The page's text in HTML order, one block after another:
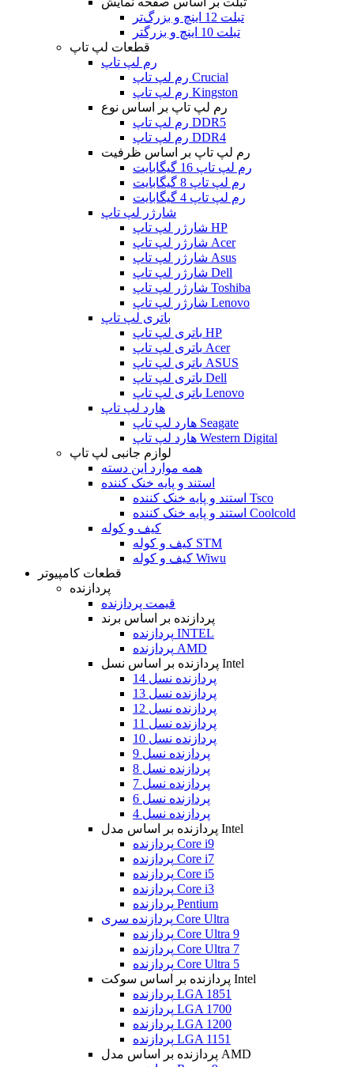
تبلت 12 اینچ و بزرگ‌تر
تبلت 10 اینچ و بزرگتر
قطعات لپ تاپ
رم لپ تاپ
رم لپ تاپ Crucial
رم لپ تاپ Kingston
رم لپ تاپ بر اساس نوع
رم لپ تاپ DDR5
رم لپ تاپ DDR4
رم لپ تاپ بر اساس ظرفیت
رم لپ تاپ 16 گیگابایت
رم لپ تاپ 8 گیگابایت
رم لپ تاپ 4 گیگابایت
شارژر لپ تاپ
شارژر لپ تاپ HP
شارژر لپ تاپ Acer
شارژر لپ تاپ Asus
شارژر لپ تاپ Dell
شارژر لپ تاپ Toshiba
شارژر لپ تاپ Lenovo
باتری لپ تاپ
باتری لپ تاپ HP
باتری لپ تاپ Acer
باتری لپ تاپ ASUS
باتری لپ تاپ Dell
باتری لپ تاپ Lenovo
هارد لپ تاپ
هارد لپ تاپ Seagate
هارد لپ تاپ Western Digital
لوازم جانبی لپ تاپ
همه موارد این دسته
استند و پایه خنک کننده
استند و پایه خنک کننده Tsco
استند و پایه خنک کننده Coolcold
کیف و کوله
کیف و کوله STM
کیف و کوله Wiwu
قطعات کامپیوتر
پردازنده
قیمت پردازنده
پردازنده بر اساس برند
پردازنده INTEL
پردازنده AMD
پردازنده بر اساس نسل Intel
پردازنده نسل 14
پردازنده نسل 13
پردازنده نسل 12
پردازنده نسل 11
پردازنده نسل 10
پردازنده نسل 9
پردازنده نسل 8
پردازنده نسل 7
پردازنده نسل 6
پردازنده نسل 4
پردازنده بر اساس مدل Intel
پردازنده Core i9
پردازنده Core i7
پردازنده Core i5
پردازنده Core i3
پردازنده Pentium
پردازنده سری Core Ultra
پردازنده Core Ultra 9
پردازنده Core Ultra 7
پردازنده Core Ultra 5
پردازنده بر اساس سوکت Intel
پردازنده LGA 1851
پردازنده LGA 1700
پردازنده LGA 1200
پردازنده LGA 1151
پردازنده بر اساس مدل AMD